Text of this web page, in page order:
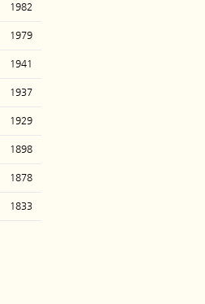
1982
1979
1941
1937
1929
1898
1878
1833